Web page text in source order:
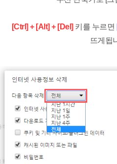
[Ctrl] + [Alt] + [Del] 키를 누르면
뜨게됩